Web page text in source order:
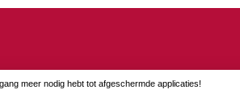
meer nodig hebt tot afgeschermde applicaties!